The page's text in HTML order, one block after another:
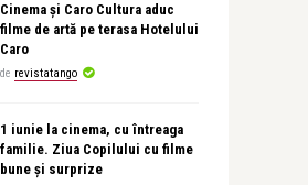
Cinema și Caro Cultura aduc
filme de artă pe terasa Hotelului
Caro
de revistatango
1 iunie la cinema, cu întreaga
familie. Ziua Copilului cu filme
bune și surprize